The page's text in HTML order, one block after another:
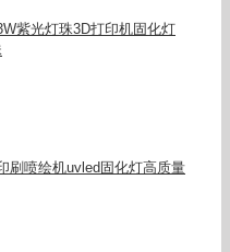
紫光灯珠3D打印机固化灯
刷喷绘机uvled固化灯高质量